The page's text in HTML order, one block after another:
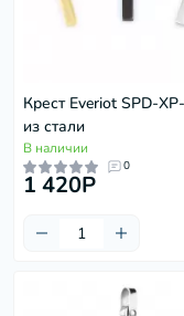
Крест Everiot SPD-
из стали
В наличии
0
1 420P